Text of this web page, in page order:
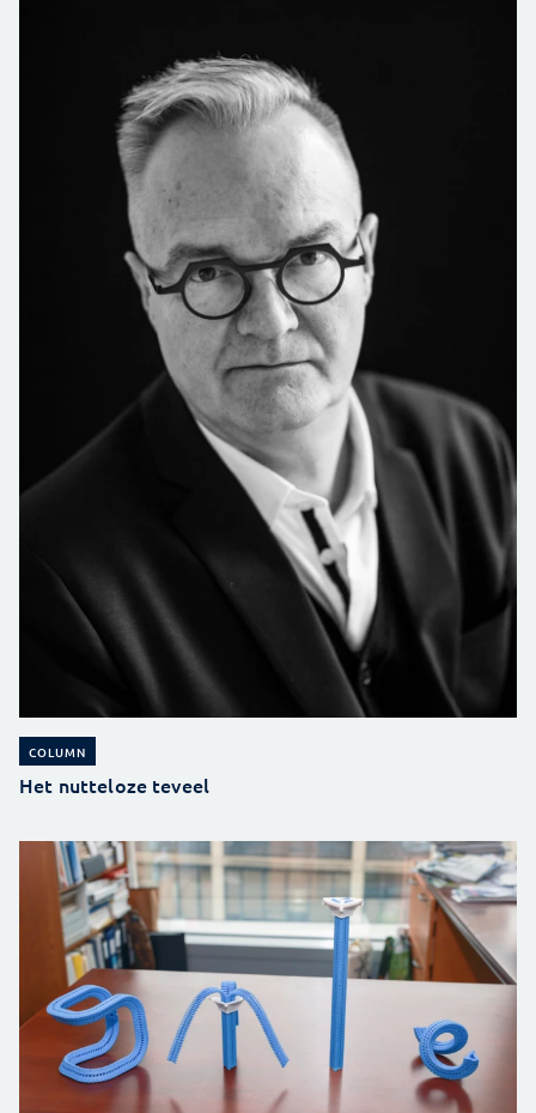
COLUMN
Het nutteloze teveel